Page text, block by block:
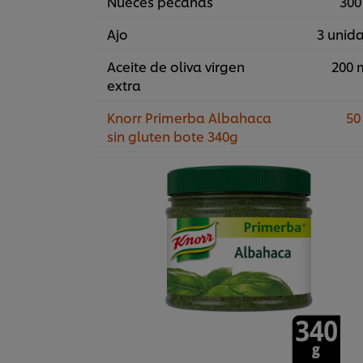
Ajo
3
Aceite de oliva virgen
extra
200
Knorr Primerba Albahaca
sin gluten bote 340g